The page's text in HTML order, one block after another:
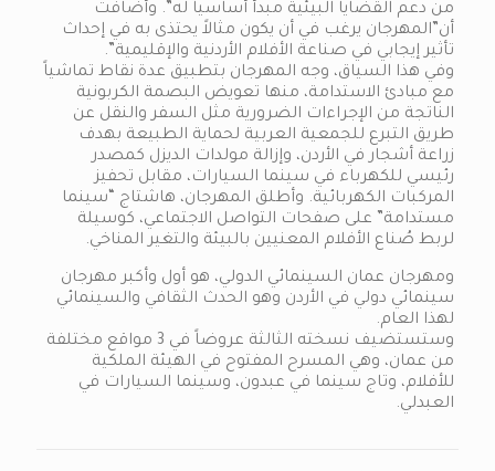
من دعم القضايا البيئية مبدأ أساسياً له”. وأضافت
أن”المهرجان يرغب في أن يكون مثالاً يحتذى به في إحداث
تأثير إيجابي في صناعة الأفلام الأردنية والإقليمية”.
وفي هذا السياق، وجه المهرجان بتطبيق عدة نقاط تماشياً
مع مبادئ الاستدامة، منها تعويض البصمة الكربونية
الناتجة من الإجراءات الضرورية مثل السفر والنقل عن
طريق التبرع للجمعية العربية لحماية الطبيعة بهدف
زراعة أشجار في الأردن، وإزالة مولدات الديزل كمصدر
رئيسي للكهرباء في سينما السيارات، مقابل تحفيز
المركبات الكهربائية. وأطلق المهرجان، هاشتاج “سينما
مستدامة” على صفحات التواصل الاجتماعي، كوسيلة
لربط صُناع الأفلام المعنيين بالبيئة والتغير المناخي.
ومهرجان عمان السينمائي الدولي، هو أول وأكبر مهرجان
سينمائي دولي في الأردن وهو الحدث الثقافي والسينمائي
لهذا العام.
وستستضيف نسخته الثالثة عروضاً في 3 مواقع مختلفة
من عمان، وهي المسرح المفتوح في الهيئة الملكية
للأفلام، وتاج سينما في عبدون، وسينما السيارات في
العبدلي.